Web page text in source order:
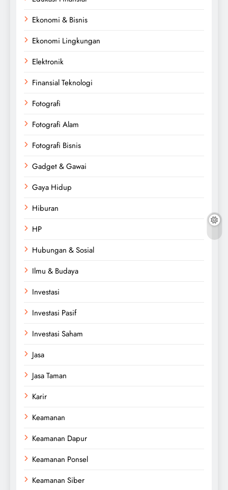
Ekonomi & Bisnis
Ekonomi Lingkungan
Elektronik
Finansial Teknologi
Fotografi
Fotografi Alam
Fotografi Bisnis
Gadget & Gawai
Gaya Hidup
Hiburan
HP
Hubungan & Sosial
Ilmu & Budaya
Investasi
Investasi Pasif
Investasi Saham
Jasa
Jasa Taman
Karir
Keamanan
Keamanan Dapur
Keamanan Ponsel
Keamanan Siber